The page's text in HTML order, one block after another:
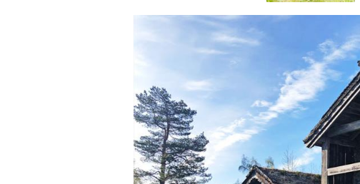
Ved museet i Eidsborg visar
museumsbonden tradisjonelt jordbruk i
sesong kvart år!